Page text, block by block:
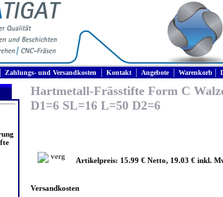
Zahlungs- und Versandkosten Kontakt| Angebote| Warenkorb
Hartmetall-Frässtifte Form C
D1=6 SL=16 L=50 D2=6
Artikelpreis: 15.99 € Netto, 19.03 € inkl.
Versandkosten